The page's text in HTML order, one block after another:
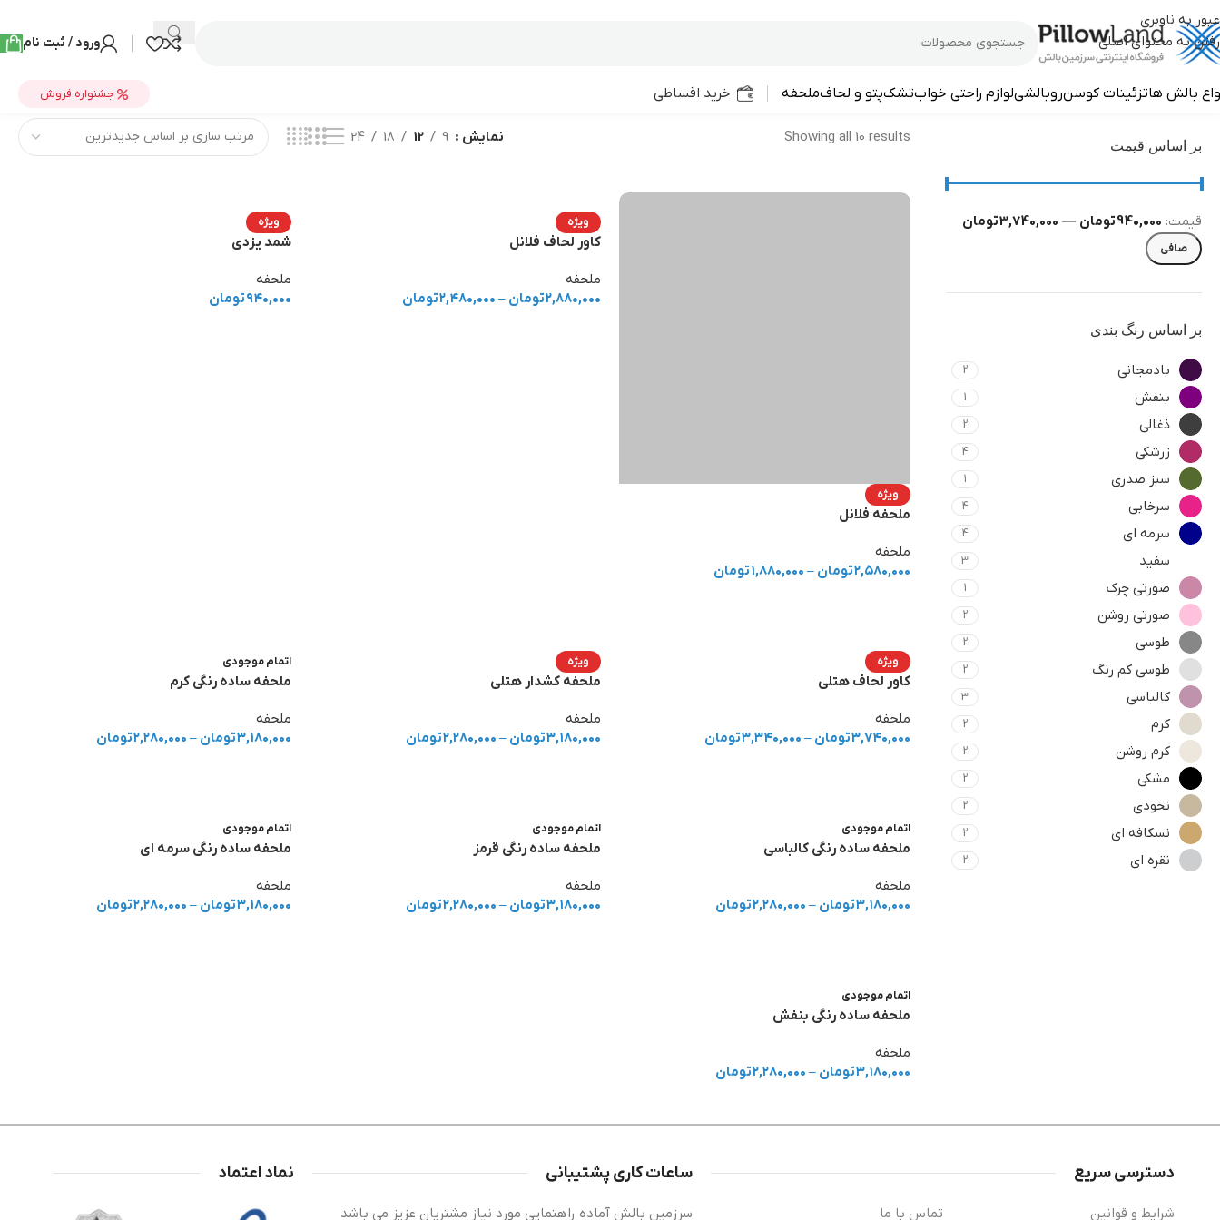
عبور به ناوبری
رفتن به محتوای اصلی
ورود / ثبت نام
بالش هاتزئینات کوسنروبالشیلوازم راحتی خوابتشکپتو و لحافملحفه خرید اقساطی جشنواره فروش ملحفه
بر اساس قیمت
صافی
قيمت: 940,000 تومان — 3,740,000 تومان
بر اساس رنگ بندی
بادمجانی 2
بنفش 1
ذغالی 2
زرشکی 4
سبز صدری 1
سرخابی 4
سرمه ای 4
سفید 3
صورتی چرک 1
صورتی روشن 2
طوسی 2
طوسی کم رنگ 2
کالباسی 3
کرم 2
کرم روشن 2
مشکی 2
نخودی 2
نسکافه ای 2
نقره ای 2
Showing all 10 results نمایش 9
12
18
24
ویژه
ملحفه فلانل
ملحفه
۲,۵۸۰,۰۰۰تومان – ۱,۸۸۰,۰۰۰تومان
ویژه
کاور لحاف فلانل
ملحفه
۲,۸۸۰,۰۰۰تومان – ۲,۴۸۰,۰۰۰تومان
ویژه
شمد یزدی
ملحفه
۹۴۰,۰۰۰تومان
ویژه
کاور لحاف هتلی
ملحفه
۳,۷۴۰,۰۰۰تومان – ۳,۳۴۰,۰۰۰تومان
ویژه
ملحفه کشدار هتلی
ملحفه
۳,۱۸۰,۰۰۰تومان – ۲,۲۸۰,۰۰۰تومان
اتمام موجودی
ملحفه ساده رنگی کرم
ملحفه
۳,۱۸۰,۰۰۰تومان – ۲,۲۸۰,۰۰۰تومان
اتمام موجودی
ملحفه ساده رنگی کالباسی
ملحفه
۳,۱۸۰,۰۰۰تومان – ۲,۲۸۰,۰۰۰تومان
اتمام موجودی
ملحفه ساده رنگی قرمز
ملحفه
۳,۱۸۰,۰۰۰تومان – ۲,۲۸۰,۰۰۰تومان
اتمام موجودی
ملحفه ساده رنگی سرمه ای
ملحفه
۳,۱۸۰,۰۰۰تومان – ۲,۲۸۰,۰۰۰تومان
اتمام موجودی
ملحفه ساده رنگی بنفش
ملحفه
۳,۱۸۰,۰۰۰تومان – ۲,۲۸۰,۰۰۰تومان
دسترسی سریع
شرایط و قوانین تماس با ما
ساعات کاری پشتیبانی
سرزمین بالش آماده راهنمایی مورد نیاز مشتریان عزیز می باشد
نماد اعتماد